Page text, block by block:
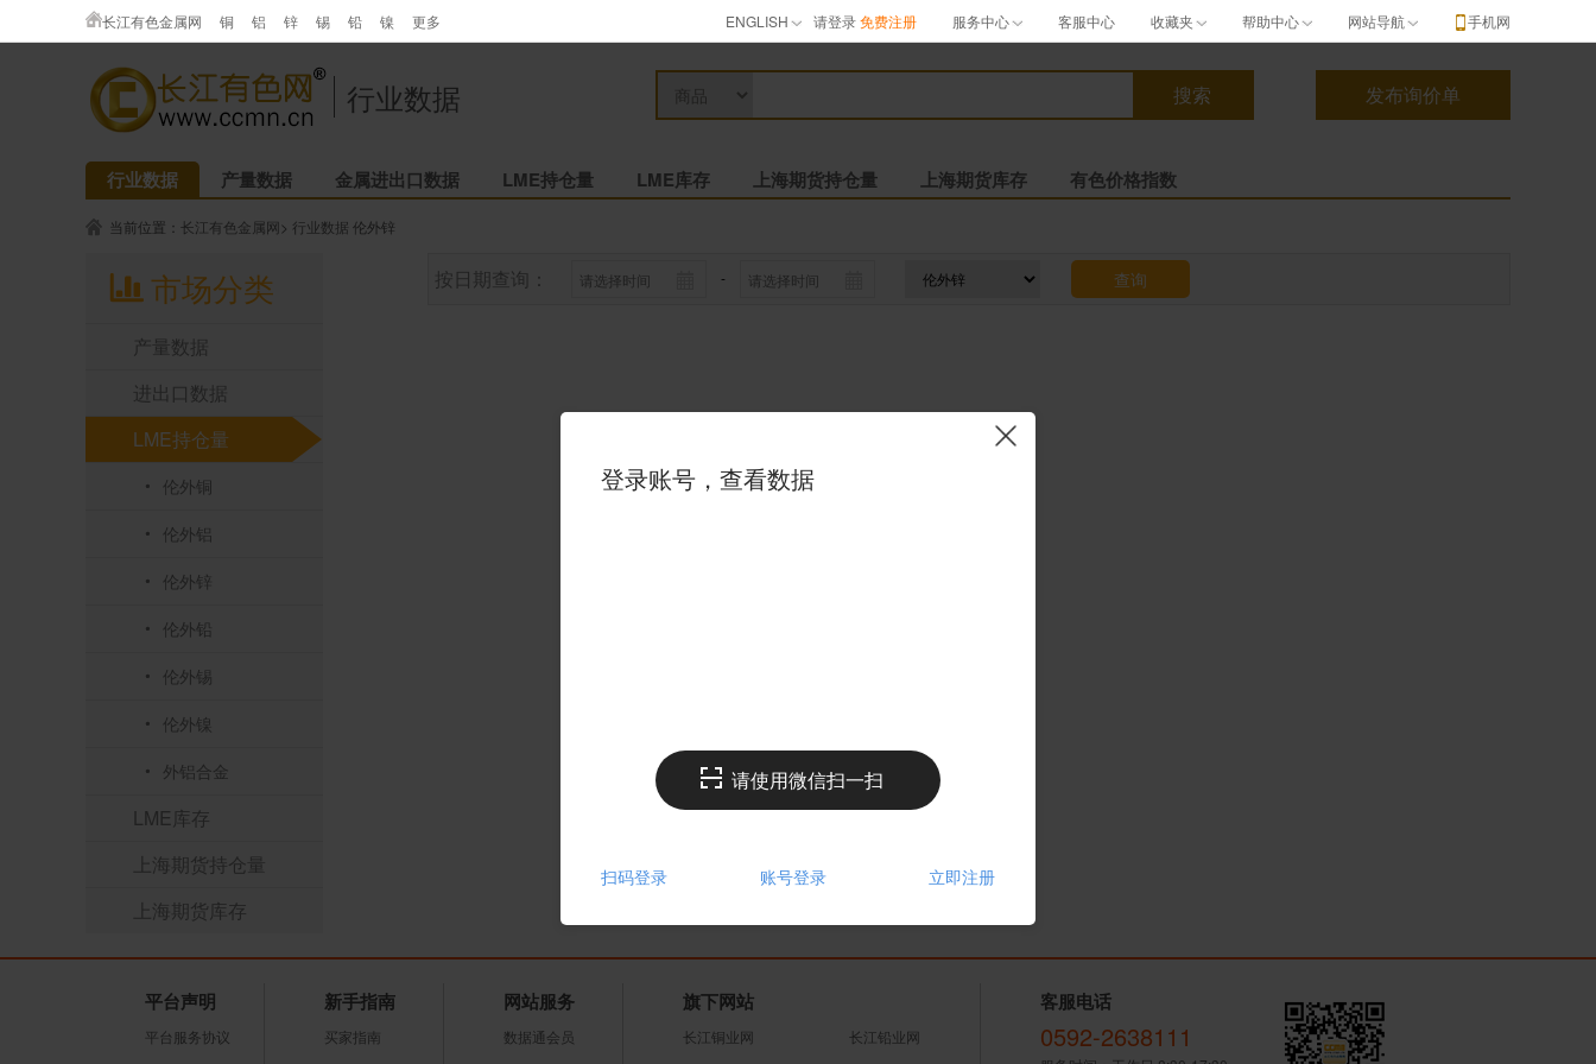
长江有色金属网 铜 铝 锌 锡 铅 镍 更多 ENGLISH 请登录免费注册 服务中心 客服中心 收藏夹 帮助中心 网站导航 手机网
行业数据
行业数据 产量数据 金属进出口数据 LME持仓量 LME库存 上海期货持仓量 上海期货库存 有色价格指数
登录账号，查看数据
请使用微信扫一扫
扫码登录 账号登录 立即注册
当前位置： 长江有色金属网> 行业数据 伦外锌
市场分类
产量数据
进出口数据
LME持仓量
伦外铜
伦外铝
伦外锌
伦外铅
伦外锡
伦外镍
外铝合金
LME库存
上海期货持仓量
上海期货库存
按日期查询： - 查询
平台声明
平台服务协议
新手指南
买家指南
网站服务
数据通会员
旗下网站
长江铜业网
长江铅业网
客服电话
0592-2638111